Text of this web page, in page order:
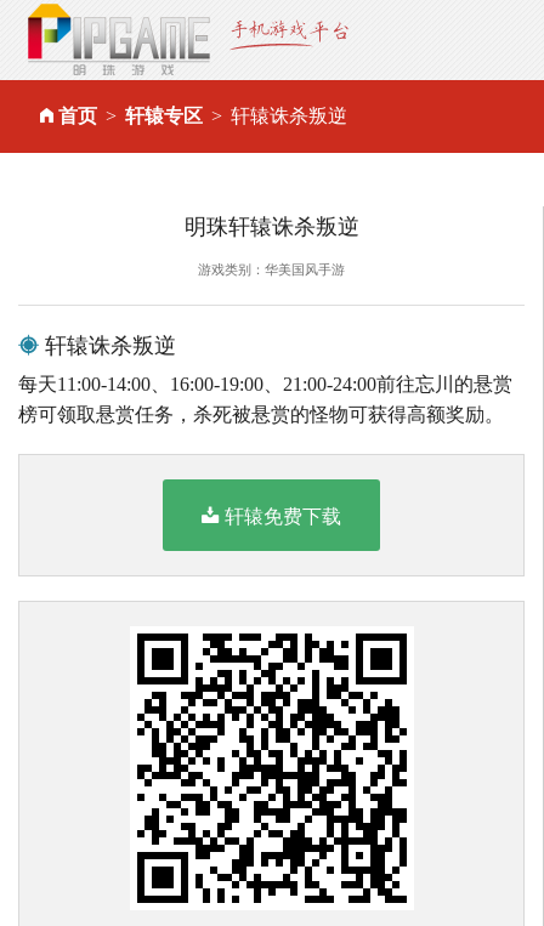
首页 轩辕专区 轩辕诛杀叛逆
明珠轩辕诛杀叛逆
游戏类别：华美国风手游
轩辕诛杀叛逆
每天11:00-14:00、16:00-19:00、21:00-24:00前往忘川的悬赏
榜可领取悬赏任务，杀死被悬赏的怪物可获得高额奖励。
轩辕免费下载